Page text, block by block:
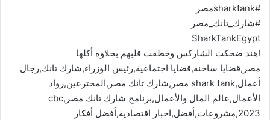
#sharktankمصر
#شارك_تانك_مصر
SharkTankEgypt
!هند ضحكت الشاركس وخطفت قلبهم بحلاوة أكلها
مصر,قضايا ساخنة,قضايا اجتماعية,رئيس الوزراء,شارك تانك,رجال
أعمال,shark tank مصر,شارك تانك مصر,المخترعين,رواد
الأعمال,عالم المال والأعمال,برنامج شارك تانك مصر,cbc
2023,مشروعات,أفضل,اخبار اقتصادية,أفضل أفكار